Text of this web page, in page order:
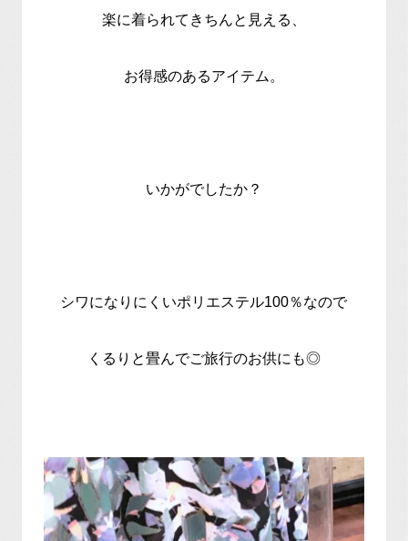
楽に着られてきちんと見える、
お得感のあるアイテム。
いかがでしたか？
シワになりにくいポリエステル100％なので
くるりと畳んでご旅行のお供にも◎